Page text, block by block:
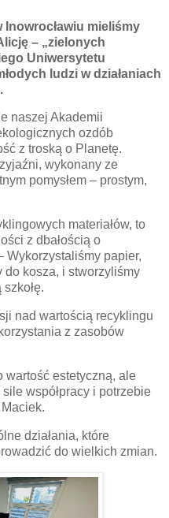
Inowrocławiu mieliśmy
– „zielonych
Uniwersytetu
ludzi w działaniach
naszej Akademii
ozdób
z troską o Planetę.
wykonany ze
pomysłem – prostym,
materiałów, to
z dbałością o
Wykorzystaliśmy papier,
do kosza, i stworzyliśmy
nad wartością recyklingu
z zasobów
wartość estetyczną, ale
współpracy i potrzebie
działania, które
do wielkich zmian.